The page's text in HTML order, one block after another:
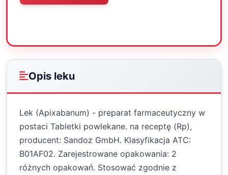
Opis leku
Lek (Apixabanum) - preparat farmaceutyczny w
postaci Tabletki powlekane. na receptę (Rp),
producent: Sandoz GmbH. Klasyfikacja ATC:
B01AF02. Zarejestrowane opakowania: 2
różnych opakowań. Stosować zgodnie z